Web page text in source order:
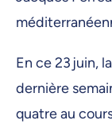
En ce 23 juin,
dernière
quatre au